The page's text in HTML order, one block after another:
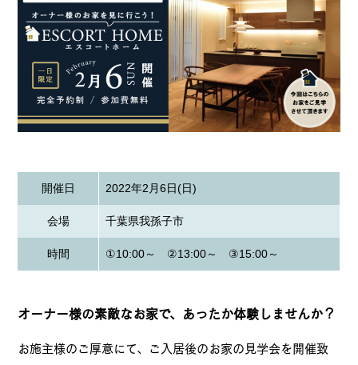
開催日 2022年2月6日(日)
会場 千葉県我孫子市
時間 ①10:00～ ②13:00～ ③15:00～
オーナー様の素敵なお家で、あったか体験しませんか？
お施主様のご厚意にて、ご入居後のお家の見学会を開催致